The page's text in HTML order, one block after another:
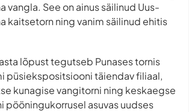
vangla. See on ainus säilinud Uus-
kaitsetorn ning vanim säilinud ehitis
lõpust tegutseb Punases tornis
püsiekspositsiooni täiendav filiaal,
kunagise vangitorni ning keskaegse
pööningukorrusel asuvas uudses